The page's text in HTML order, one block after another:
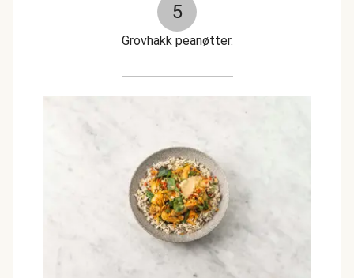
5
Grovhakk peanøtter.